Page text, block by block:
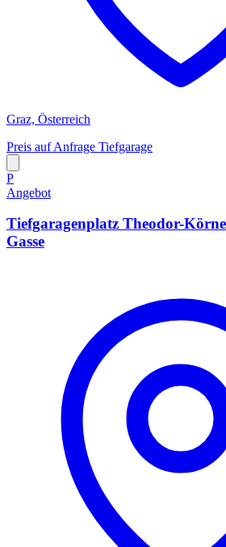
Graz, Österreich
Preis auf Anfrage Tiefgarage
P
Angebot
Tiefgaragenplatz Theodor-
Gasse